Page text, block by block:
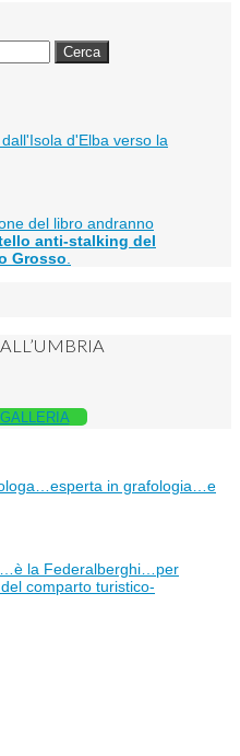
d'Elba verso la
del libro andranno
anti-stalking del
Grosso
in grafologia…e
la Federalberghi…per
comparto turistico-